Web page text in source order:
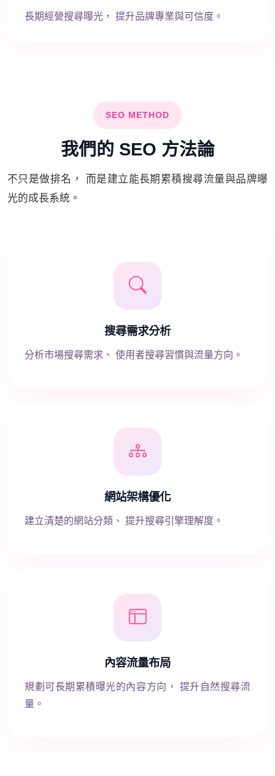
長期經營搜尋曝光， 提升品牌專業與可信度。
SEO METHOD
我們的 SEO 方法論
不只是做排名， 而是建立能長期累積搜尋流量與品牌曝
光的成長系統。
搜尋需求分析
分析市場搜尋需求、 使用者搜尋習慣與流量方向。
網站架構優化
建立清楚的網站分類、 提升搜尋引擎理解度。
內容流量布局
規劃可長期累積曝光的內容方向， 提升自然搜尋流
量。